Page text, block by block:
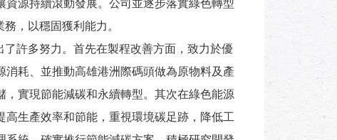
，以穩固獲利能力。
許多努力。首先在製程改善方面，致力於優
耗、並推動高雄港洲際碼頭做為原物料及產
實現節能減碳和永續轉型。其次在綠色能源
生產效率和節能，重視環境碳足跡，降低工